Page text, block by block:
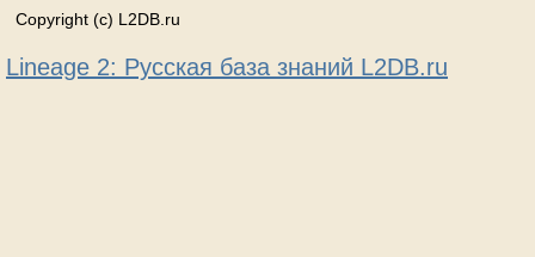
Copyright (c) L2DB.ru
Lineage 2: Русская база знаний L2DB.ru